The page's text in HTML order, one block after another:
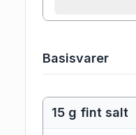
Basisvarer
15 g fint salt